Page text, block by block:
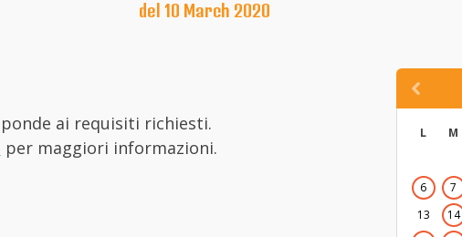
del 10 March 2020
ai requisiti richiesti.
per maggiori informazioni.
L M
6
7
13
14